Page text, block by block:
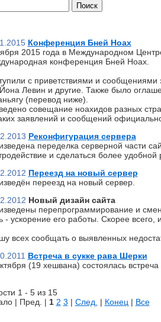
Конференция Бней Ноах
2015 года в Международном
конференция Бней Ноах.
с приветствиями и
Левин и другие. Также было
(перевод ниже).
совещание ноахидов разных
заявлений и сообщений
Реконфигурация сервера
переделка серверной части
и сделаться более удобной
Переезд на новый сервер
переезд на новый сервер.
Новый дизайн сайта
перепрограммирование и
- ускорение его работы. Скорее всего,
всех сообщать о выявленных
Встреча в сукке рава Шерки
(19 хешвана) состоялась
1 - 5 из 15
| Пред. | 1 2 3 | След. | Конец | Все